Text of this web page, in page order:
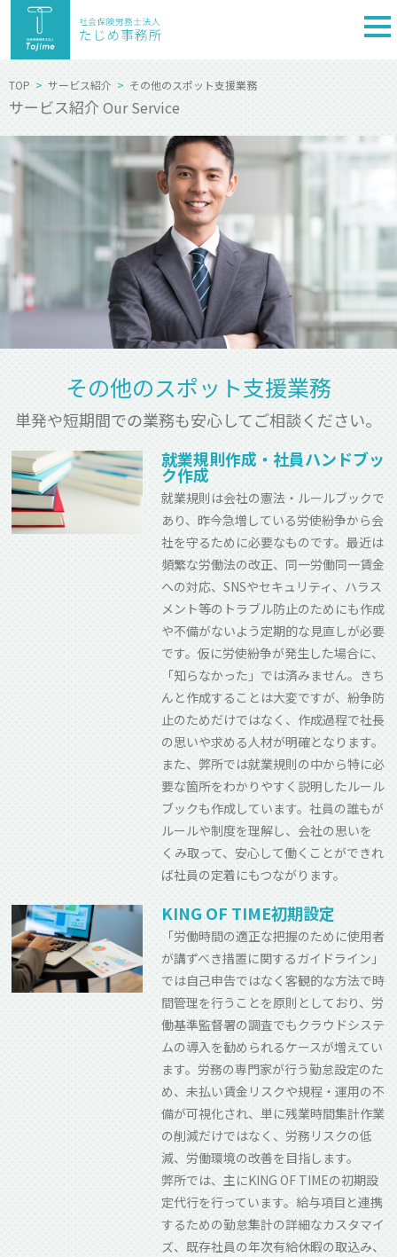
TOP サービス紹介 その他のスポット支援業務
サービス紹介 Our Service
その他のスポット支援業務
単発や短期間での業務も安心してご相談ください。
就業規則作成・社員ハンドブッ
ク作成
就業規則は会社の憲法・ルールブックで
あり、昨今急増している労使紛争から会
社を守るために必要なものです。最近は
頻繁な労働法の改正、同一労働同一賃金
への対応、SNSやセキュリティ、ハラス
メント等のトラブル防止のためにも作成
や不備がないよう定期的な見直しが必要
です。仮に労使紛争が発生した場合に、
「知らなかった」では済みません。きち
んと作成することは大変ですが、紛争防
止のためだけではなく、作成過程で社長
の思いや求める人材が明確となります。
また、弊所では就業規則の中から特に必
要な箇所をわかりやすく説明したルール
ブックも作成しています。社員の誰もが
ルールや制度を理解し、会社の思いを
くみ取って、安心して働くことができれ
ば社員の定着にもつながります。
KING OF TIME初期設定
「労働時間の適正な把握のために使用者
が講ずべき措置に関するガイドライン」
では自己申告ではなく客観的な方法で時
間管理を行うことを原則としており、労
働基準監督署の調査でもクラウドシステ
ムの導入を勧められるケースが増えてい
ます。労務の専門家が行う勤怠設定のた
め、未払い賃金リスクや規程・運用の不
備が可視化され、単に残業時間集計作業
の削減だけではなく、労務リスクの低
減、労働環境の改善を目指します。
弊所では、主にKING OF TIMEの初期設
定代行を行っています。給与項目と連携
するための勤怠集計の詳細なカスタマイ
ズ、既存社員の年次有給休暇の取込み、